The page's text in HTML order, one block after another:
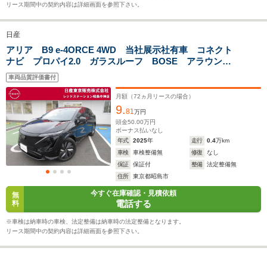
駆動方式 FF、4WD FF、4WD
リース期間中の契約内容は詳細画面を参照下さい。
日産
アリア B9 e-4ORCE 4WD 当社展示社有車 コネクト
ナビ プロパイ2.0 ガラスルーフ BOSE アラウンド
ビューモニター
車両品質評価書付
月額（72 ヵ月リースの場合）
9.81万円
頭金50.00万円
ボーナス払いなし
年式
2025年 走行 0.4万km
車検
車検整備無 修復
なし
保証
保証付 整備
法定整備無
住所
東京都昭島市
無
料
今すぐ在庫確認・見積依頼
電話する
※車検は納車時の車検、法定整備は納車時の法定整備となります。
リース期間中の契約内容は詳細画面を参照下さい。